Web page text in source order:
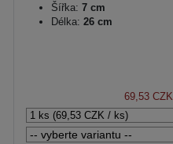
Šířka: 7 cm
Délka: 26 cm
69,53 CZK